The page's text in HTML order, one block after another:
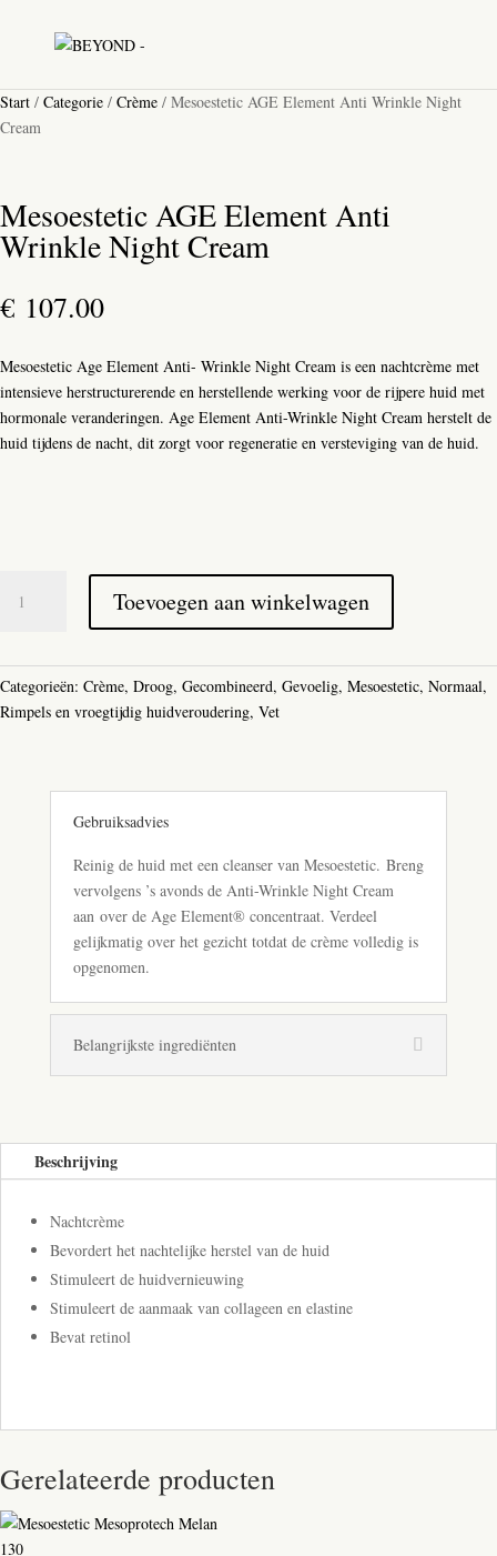
Start / Categorie / Crème / Mesoestetic AGE Element Anti Wrinkle Night
Cream
Mesoestetic AGE Element Anti
Wrinkle Night Cream
€ 107.00
Mesoestetic Age Element Anti- Wrinkle Night Cream is een nachtcrème met
intensieve herstructurerende en herstellende werking voor de rijpere huid met
hormonale veranderingen. Age Element Anti-Wrinkle Night Cream herstelt de
huid tijdens de nacht, dit zorgt voor regeneratie en versteviging van de huid.
AGE
Wrinkle
Night
Toevoegen aan winkelwagen
Categorieën: Crème, Droog, Gecombineerd, Gevoelig, Mesoestetic, Normaal,
Rimpels en vroegtijdig huidveroudering, Vet
Gebruiksadvies
Reinig de huid met een cleanser van Mesoestetic. Breng
vervolgens ’s avonds de Anti-Wrinkle Night Cream
aan over de Age Element® concentraat. Verdeel
gelijkmatig over het gezicht totdat de crème volledig is
opgenomen.
Belangrijkste ingrediënten
Beschrijving
Nachtcrème
Bevordert het nachtelijke herstel van de huid
Stimuleert de huidvernieuwing
Stimuleert de aanmaak van collageen en elastine
Bevat retinol
Gerelateerde producten